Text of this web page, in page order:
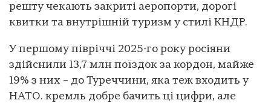
решту чекають закриті аеропорти, дорогі
квитки та внутрішній туризм у стилі КНДР.
У першому півріччі 2025-го року росіяни
здійснили 13,7 млн поїздок за кордон, майже
19% з них – до Туреччини, яка теж входить у
НАТО. кремль добре бачить ці цифри, але